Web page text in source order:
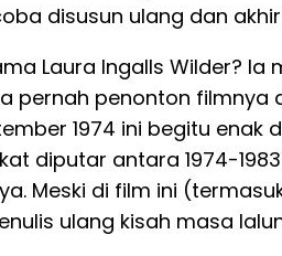
disusun ulang dan
Laura Ingalls Wilder? Ia
pernah penonton filmnya
1974 ini begitu
diputar antara 1974-
Meski di film ini
ulang kisah masa